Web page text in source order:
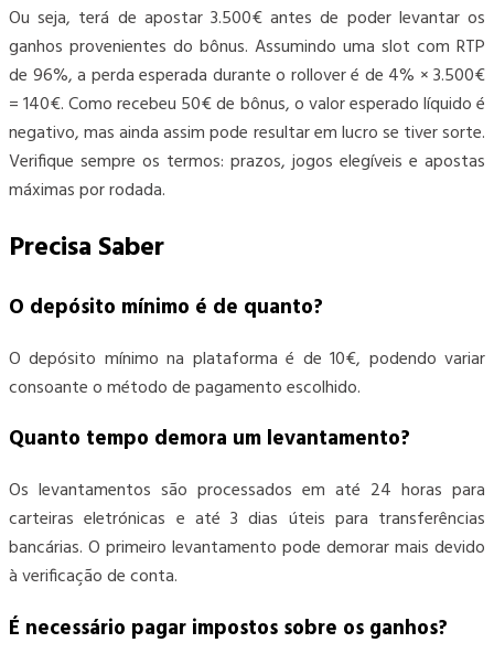
Ou seja, terá de apostar 3.500€ antes de poder levantar os
ganhos provenientes do bônus. Assumindo uma slot com RTP
de 96%, a perda esperada durante o rollover é de 4% × 3.500€
= 140€. Como recebeu 50€ de bônus, o valor esperado líquido é
negativo, mas ainda assim pode resultar em lucro se tiver sorte.
Verifique sempre os termos: prazos, jogos elegíveis e apostas
máximas por rodada.
Precisa Saber
O depósito mínimo é de quanto?
O depósito mínimo na plataforma é de 10€, podendo variar
consoante o método de pagamento escolhido.
Quanto tempo demora um levantamento?
Os levantamentos são processados em até 24 horas para
carteiras eletrónicas e até 3 dias úteis para transferências
bancárias. O primeiro levantamento pode demorar mais devido
à verificação de conta.
É necessário pagar impostos sobre os ganhos?